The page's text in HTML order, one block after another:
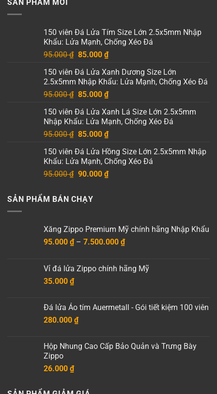
SẢN PHẨM MỚI
150 viên Đá Lửa Tím Size Lớn 2.5x5mm Nhập
Khẩu: Lửa Mạnh, Chống Xéo Đá
95.000₫ Giá
là:
95.000 ₫.
85.000 ₫Giá
tại
là:
85.000 ₫.
150 viên Đá Lửa Xanh Dương Size Lớn
2.5x5mm Nhập Khẩu: Lửa Mạnh, Chống Xéo Đá
95.000₫ Giá
là:
95.000 ₫.
85.000 ₫Giá
tại
là:
85.000 ₫.
150 viên Đá Lửa Xanh Lá Size Lớn 2.5x5mm
Nhập Khẩu: Lửa Mạnh, Chống Xéo Đá
95.000₫ Giá
là:
95.000 ₫.
85.000 ₫Giá
tại
là:
85.000 ₫.
150 viên Đá Lửa Hồng Size Lớn 2.5x5mm Nhập
Khẩu: Lửa Mạnh, Chống Xéo Đá
95.000₫ Giá
là:
95.000 ₫.
90.000 ₫Giá
SẢN PHẨM BÁN CHẠY
Xăng Zippo Premium Mỹ chính hãng Nhập Khẩu
95.000 ₫ – 7.500.000 ₫Khoảng
95.000 ₫
Vỉ đá lửa Zippo chính hãng Mỹ
35.000 ₫
Đá lửa Áo tím Auermetall - Gói tiết kiệm 100 viên
280.000 ₫
Hộp Nhung Cao Cấp Bảo Quản và Trưng Bày
Zippo
26.000 ₫